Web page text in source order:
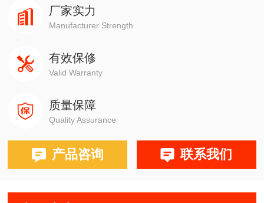
堵、水下钻孔、水下检查、水下爆破。 ...
厂家实力
Manufacturer Strength
有效保修
Valid Warranty
质量保障
Quality Assurance
产品咨询 联系我们